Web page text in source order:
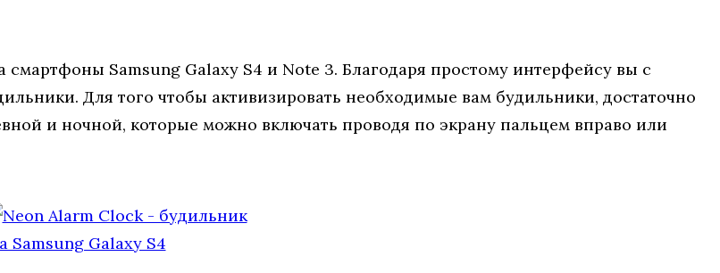
Samsung Galaxy S4 и Note 3. Благодаря простому интерфейсу вы с
Для того чтобы активизировать необходимые вам будильники, достаточно
и ночной, которые можно включать проводя по экрану пальцем вправо или